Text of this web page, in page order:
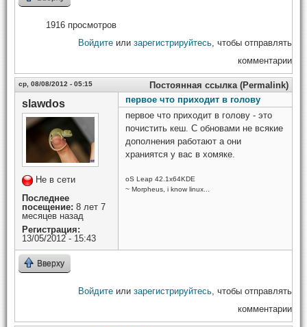
1916 просмотров
Войдите или зарегистрируйтесь , чтобы отправлять
комментарии
ср, 08/08/2012 - 05:15 Постоянная ссылка (Permalink)
slawdos
Не в сети
Последнее
посещение: 8 лет 7
месяцев назад
Регистрация:
13/05/2012 - 15:43
первое что приходит в голову
первое что приходит в голову - это
почистить кеш. С обновами не всякие
дополнения работают а они
храниятся у вас в хомяке.
oS Leap 42.1x64KDE
~ Morpheus, i know linux...
Вверху
Войдите или зарегистрируйтесь , чтобы отправлять
комментарии